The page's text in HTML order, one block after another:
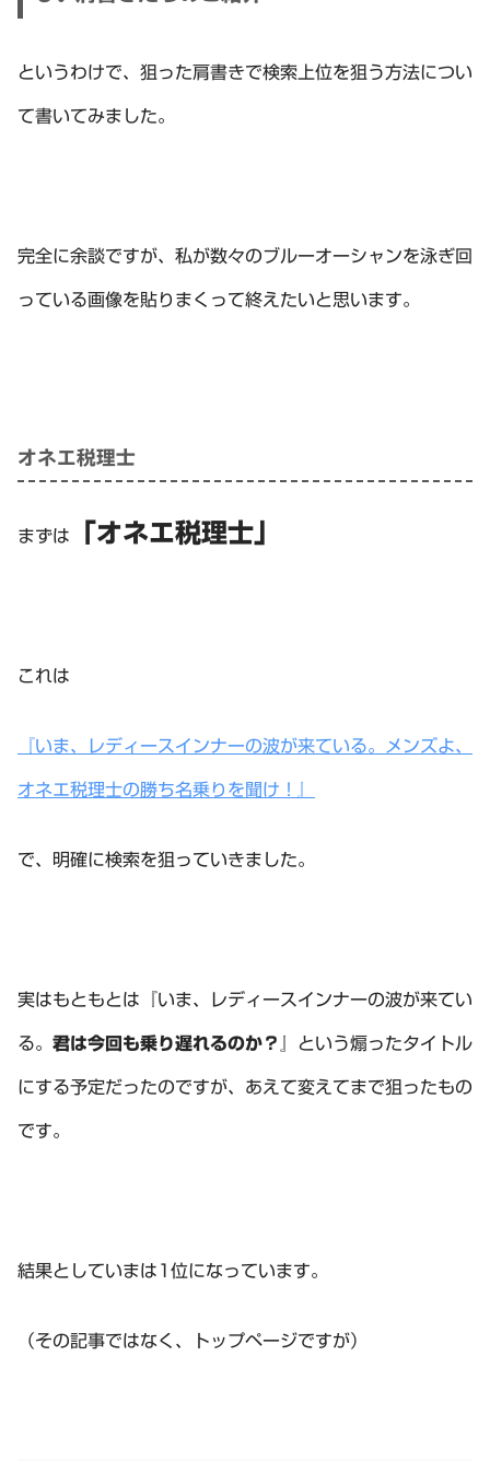
というわけで、狙った肩書きで検索上位を狙う方法につい
て書いてみました。
完全に余談ですが、私が数々のブルーオーシャンを泳ぎ回
っている画像を貼りまくって終えたいと思います。
オネエ税理士
まずは 「オネエ税理士」
これは
『いま、レディースインナーの波が来ている。メンズよ、
オネエ税理士の勝ち名乗りを聞け！』
で、明確に検索を狙っていきました。
実はもともとは『いま、レディースインナーの波が来てい
る。 君は今回も乗り遅れるのか？ 』という煽ったタイトル
にする予定だったのですが、あえて変えてまで狙ったもの
です。
結果としていまは1位になっています。
（その記事ではなく、トップページですが）